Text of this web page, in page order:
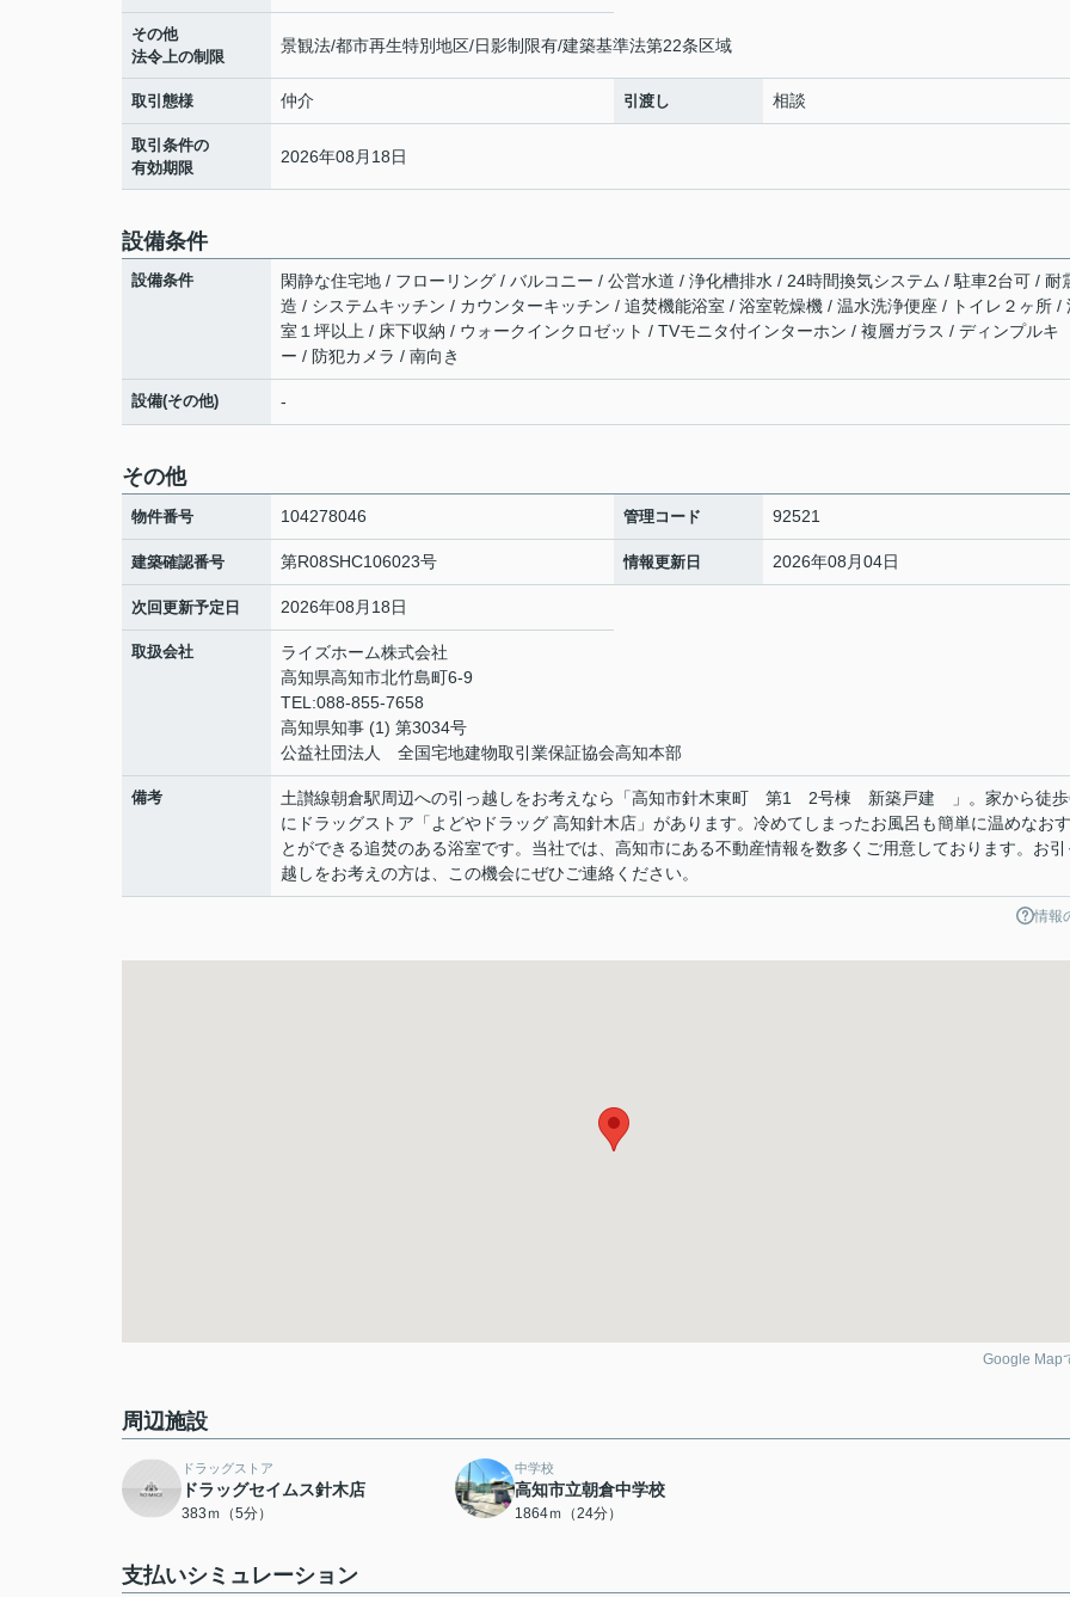
その他
法令上の制限
景観法/都市再生特別地区/日影制限有/建築基準法第22条区域
取引態様 仲介 引渡し 相談
取引条件の
有効期限
2026年08月18日
設備条件
設備条件
閑静な住宅地 / フローリング / バルコニー / 公営水道 / 浄化槽排水 / 24時間換気システム / 駐車2台可 / 耐
造 / システムキッチン / カウンターキッチン / 追焚機能浴室 / 浴室乾燥機 / 温水洗浄便座 / トイレ２ヶ所 /
室１坪以上 / 床下収納 / ウォークインクロゼット / TVモニタ付インターホン / 複層ガラス / ディンプルキ
ー / 防犯カメラ / 南向き
設備(その他) -
その他
物件番号 104278046 管理コード 92521
建築確認番号 第R08SHC106023号 情報更新日 2026年08月04日
次回更新予定日 2026年08月18日
取扱会社
ライズホーム株式会社
高知県高知市北竹島町6-9
TEL:088-855-7658
高知県知事 (1) 第3034号
公益社団法人 全国宅地建物取引業保証協会高知本部
備考
土讃線朝倉駅周辺への引っ越しをお考えなら「高知市針木東町 第1 2号棟 新築戸建 」。家から徒
にドラッグストア「よどやドラッグ 高知針木店」があります。冷めてしまったお風呂も簡単に温めなお
とができる追焚のある浴室です。当社では、高知市にある不動産情報を数多くご用意しております。お引
越しをお考えの方は、この機会にぜひご連絡ください。
情報
Google Map
周辺施設
ドラッグストア
ドラッグセイムス針木店
383ｍ（5分）
中学校
高知市立朝倉中学校
1864ｍ（24分）
支払いシミュレーション